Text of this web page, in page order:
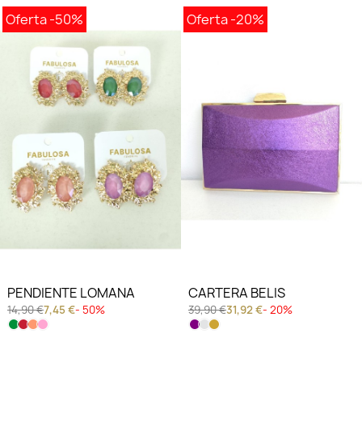
Oferta-50%
PENDIENTE LOMANA
14,90 €7,45 €- 50%
Oferta-20%
CARTERA BELIS
39,90 €31,92 €- 20%